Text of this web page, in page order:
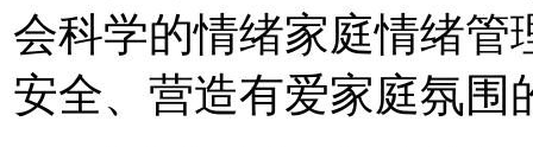
会科学的情绪家庭情绪管
安全、营造有爱家庭氛围